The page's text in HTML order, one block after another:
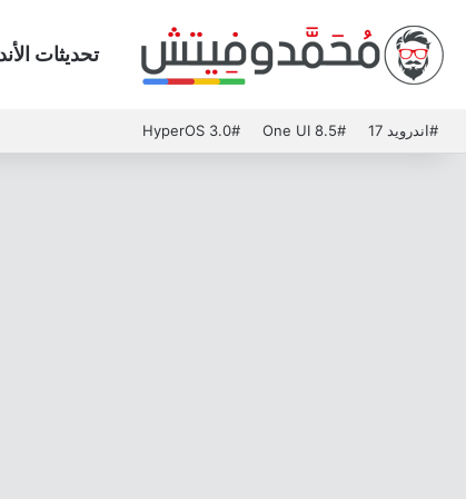
تحديثات
#اندرويد 17 #One UI 8.5
#HyperOS 3.0